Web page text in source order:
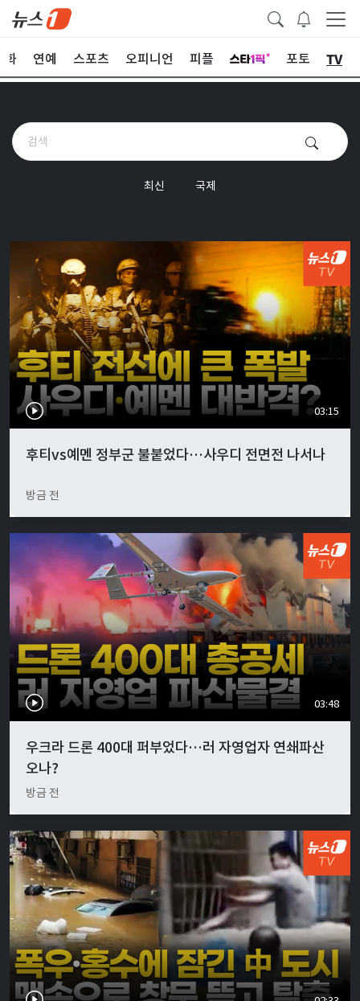
화 연예 스포츠 오피니언 피플 포토 TV
최신 국제
03:15
후티vs예멘 정부군 불붙었다…사우디 전면전 나서나
방금 전
03:48
우크라 드론 400대 퍼부었다…러 자영업자 연쇄파산
오나?
방금 전